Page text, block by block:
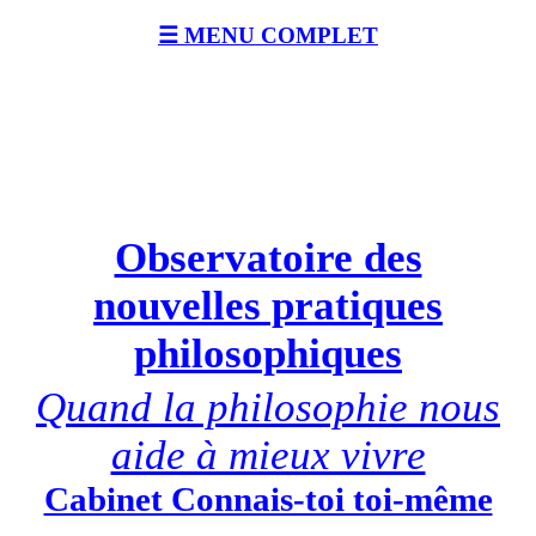
☰ MENU COMPLET
Observatoire des
nouvelles pratiques
philosophiques
Quand la philosophie nous
aide à mieux vivre
Cabinet Connais-toi toi-même